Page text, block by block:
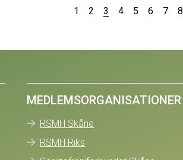
1 2 3 4 5 6 7 8
MEDLEMSORGANISATIONER
RSMH Skåne
RSMH Riks